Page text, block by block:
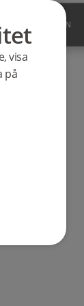
INSPIRATION
visa
på